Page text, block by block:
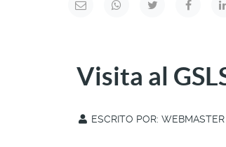
Visita al
ESCRITO POR: WEBMASTER